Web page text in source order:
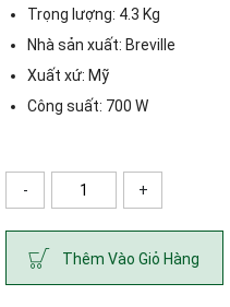
là:
7.900.000đ.
tại
là:
6.490.000đ.
Trọng lượng: 4.3 Kg
Nhà sản xuất: Breville
Xuất xứ: Mỹ
Công suất: 700 W
- +
Thêm Vào Giỏ Hàng